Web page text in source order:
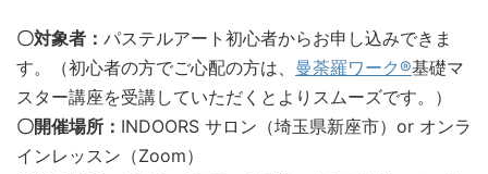
〇対象者： パステルアート初心者からお申し込みできま
す。（初心者の方でご心配の方は、 曼荼羅ワーク®基礎マ
スター講座を受講していただくとよりスムーズです。）
〇開催場所： INDOORS サロン（埼玉県新座市）or オンラ
インレッスン（Zoom）